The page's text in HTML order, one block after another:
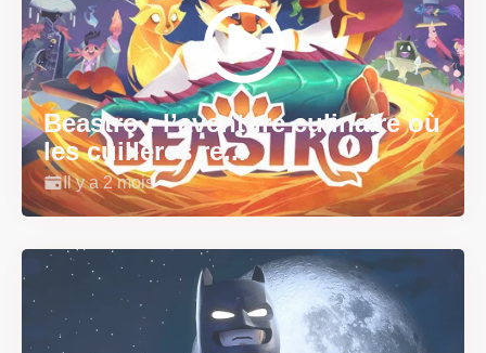
Beastro : l’aventure culinaire où
les cuillères re...
Il y a 2 mois